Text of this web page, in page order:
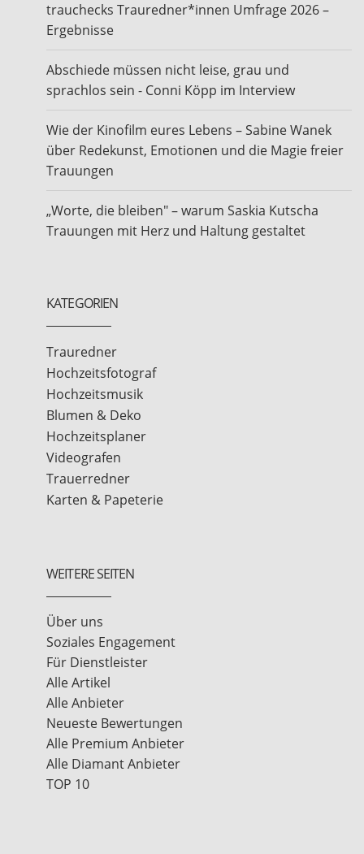
trauchecks Trauredner*innen Umfrage 2026 –
Ergebnisse
Abschiede müssen nicht leise, grau und
sprachlos sein - Conni Köpp im Interview
Wie der Kinofilm eures Lebens – Sabine Wanek
über Redekunst, Emotionen und die Magie freier
Trauungen
„Worte, die bleiben" – warum Saskia Kutscha
Trauungen mit Herz und Haltung gestaltet
KATEGORIEN
Trauredner
Hochzeitsfotograf
Hochzeitsmusik
Blumen & Deko
Hochzeitsplaner
Videografen
Trauerredner
Karten & Papeterie
WEITERE SEITEN
Über uns
Soziales Engagement
Für Dienstleister
Alle Artikel
Alle Anbieter
Neueste Bewertungen
Alle Premium Anbieter
Alle Diamant Anbieter
TOP 10